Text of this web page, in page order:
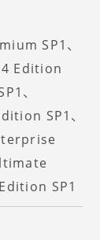
SP1、
Edition
、
SP1、
SP1